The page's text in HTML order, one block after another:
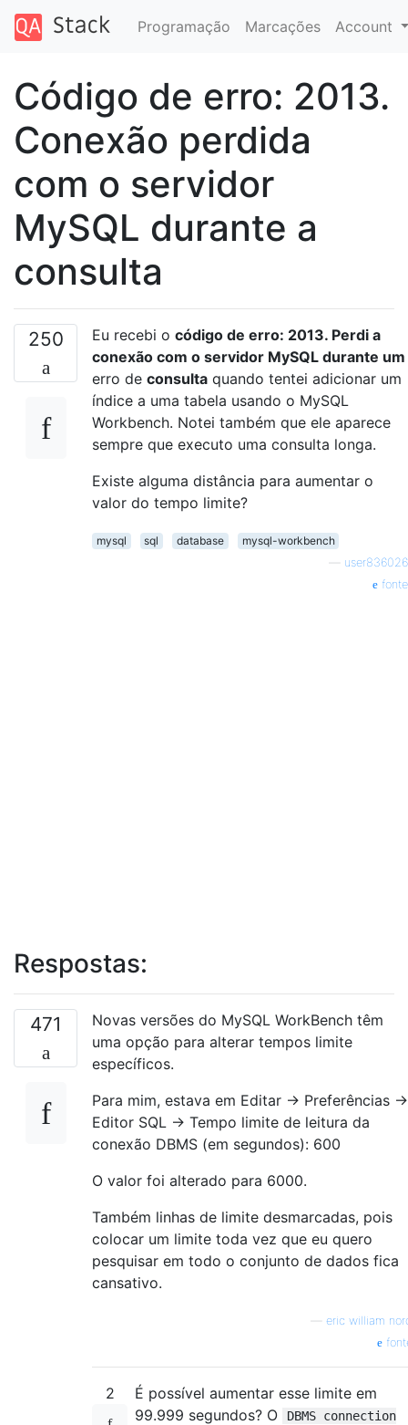
Programação Marcações Account
Código de erro: 2013.
Conexão perdida
com o servidor
MySQL durante a
consulta
250 Eu recebi o código de erro: 2013. Perdi a
conexão com o servidor MySQL durante um
erro de consulta quando tentei adicionar um
índice a uma tabela usando o MySQL
Workbench. Notei também que ele aparece
sempre que executo uma consulta longa.
Existe alguma distância para aumentar o
valor do tempo limite?
mysql sql database
mysql-workbench
user836026
fonte
Respostas:
471
Novas versões do MySQL WorkBench têm
uma opção para alterar tempos limite
específicos.
Para mim, estava em Editar → Preferências →
Editor SQL → Tempo limite de leitura da
conexão DBMS (em segundos): 600
O valor foi alterado para 6000.
Também linhas de limite desmarcadas, pois
colocar um limite toda vez que eu quero
pesquisar em todo o conjunto de dados fica
cansativo.
eric william
2
É possível aumentar esse limite em
99.999 segundos? O
DBMS connection